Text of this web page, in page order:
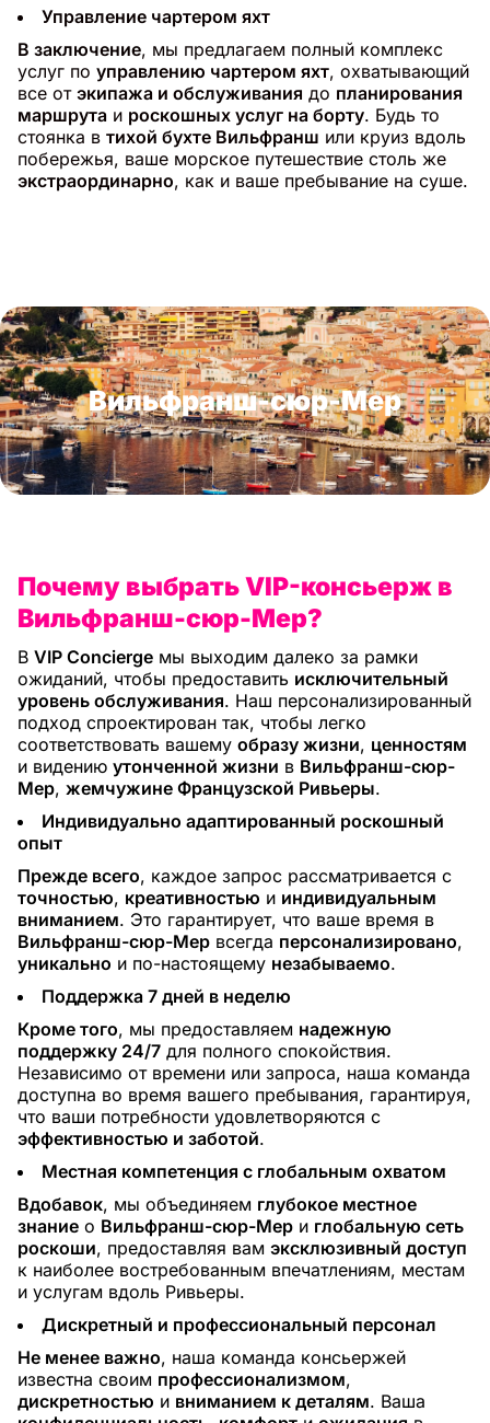
Управление чартером яхт
В заключение, мы предлагаем полный комплекс
услуг по управлению чартером яхт, охватывающий
все от экипажа и обслуживания до планирования
маршрута и роскошных услуг на борту. Будь то
стоянка в тихой бухте Вильфранш или круиз вдоль
побережья, ваше морское путешествие столь же
экстраординарно, как и ваше пребывание на суше.
Вильфранш-сюр-Мер
Почему выбрать VIP-консьерж в
Вильфранш-сюр-Мер?
В VIP Concierge мы выходим далеко за рамки
ожиданий, чтобы предоставить исключительный
уровень обслуживания. Наш персонализированный
подход спроектирован так, чтобы легко
соответствовать вашему образу жизни, ценностям
и видению утонченной жизни в Вильфранш-сюр-
Мер, жемчужине Французской Ривьеры.
Индивидуально адаптированный роскошный
опыт
Прежде всего, каждое запрос рассматривается с
точностью, креативностью и индивидуальным
вниманием. Это гарантирует, что ваше время в
Вильфранш-сюр-Мер всегда персонализировано,
уникально и по-настоящему незабываемо.
Поддержка 7 дней в неделю
Кроме того, мы предоставляем надежную
поддержку 24/7 для полного спокойствия.
Независимо от времени или запроса, наша команда
доступна во время вашего пребывания, гарантируя,
что ваши потребности удовлетворяются с
эффективностью и заботой.
Местная компетенция с глобальным охватом
Вдобавок, мы объединяем глубокое местное
знание о Вильфранш-сюр-Мер и глобальную сеть
роскоши, предоставляя вам эксклюзивный доступ
к наиболее востребованным впечатлениям, местам
и услугам вдоль Ривьеры.
Дискретный и профессиональный персонал
Не менее важно, наша команда консьержей
известна своим профессионализмом,
дискретностью и вниманием к деталям. Ваша